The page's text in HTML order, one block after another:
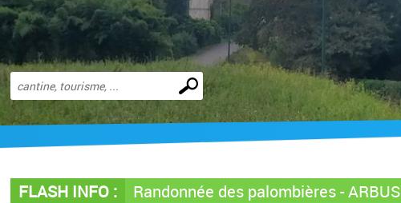
Effectuer
une
recherche
FLASH INFO : Randonnée des palombières - ARBUS